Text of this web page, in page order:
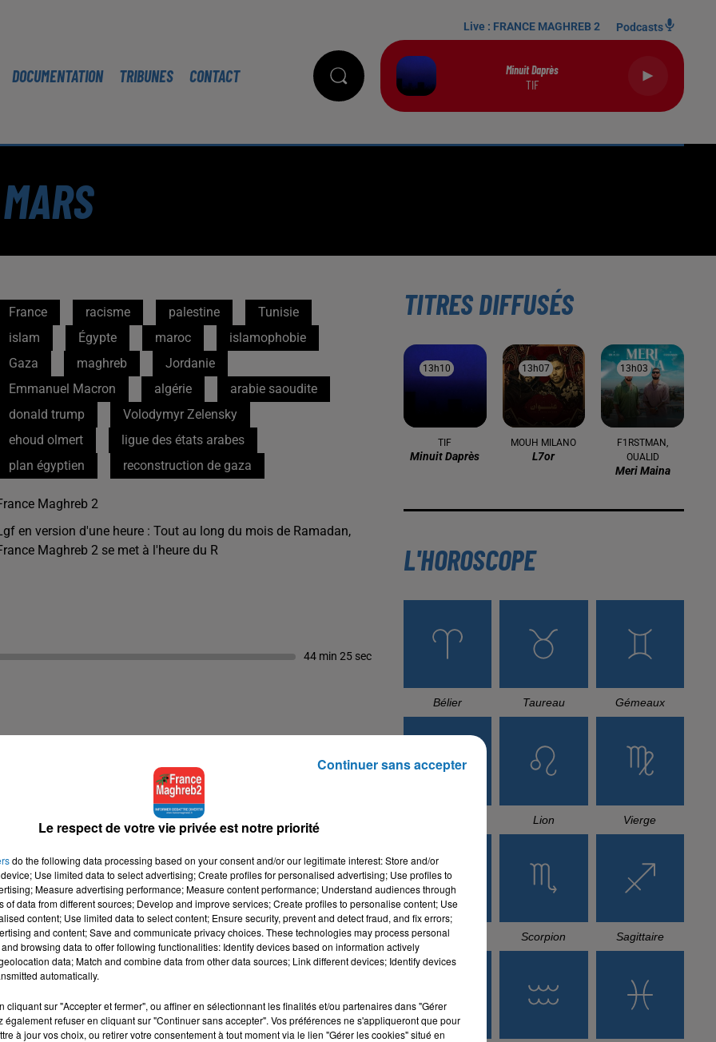
DOCUMENTATION TRIBUNES CONTACT
Live : FRANCE MAGHREB 2 Podcasts
Minuit Daprès
TIF
France racisme palestine
Tunisie
islam
Égypte maroc
islamophobie
Gaza
maghreb
Jordanie
Emmanuel Macron
algérie
arabie saoudite
donald trump
Volodymyr Zelensky
ehoud olmert
ligue des états arabes
plan égyptien
reconstruction de gaza
Maghreb 2
en version d'une heure : Tout au long du mois de Ramadan,
Maghreb 2 se met à l'heure du R
44 min 25 sec
, France Maghreb 2 se met à l'heure du Ramadan et modifie
dominé par une large composante de confession ou de culture
de 16h à 17h, du lundi au vendredi
minuit sur les antennes de France Maghreb 2,
pour plus d'informations.
TITRES DIFFUSÉS
13h10
13h10
TIF
Minuit Daprès
13h07
13h07
MOUH MILANO
L7or
13h03
13h03
F1RSTMAN,
OUALID
Meri Maina
L'HOROSCOPE
Bélier Taureau Gémeaux
Lion Vierge
Balance Scorpion Sagittaire
Le respect de votre vie privée est notre priorité
do the following data processing based on your consent and/or our legitimate interest: Store and/or
Use limited data to select advertising; Create profiles for personalised advertising; Use profiles to
Measure advertising performance; Measure content performance; Understand audiences through
of data from different sources; Develop and improve services; Create profiles to personalise content; Use
content; Use limited data to select content; Ensure security, prevent and detect fraud, and fix errors;
and content; Save and communicate privacy choices. These technologies may process personal
browsing data to offer following functionalities: Identify devices based on information actively
data; Match and combine data from other data sources; Link different devices; Identify devices
automatically.
cliquant sur "Accepter et fermer", ou affiner en sélectionnant les finalités et/ou partenaires dans "Gérer
également refuser en cliquant sur "Continuer sans accepter". Vos préférences ne s'appliqueront que pour
à jour vos choix, ou retirer votre consentement à tout moment via le lien "Gérer les cookies" situé en
Continuer sans accepter